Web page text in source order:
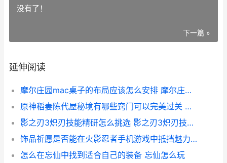
没有了！
下一篇 »
延伸阅读
摩尔庄园mac桌子的布局应该怎么安排 摩尔庄园摆桌子动作不见了
原神稻妻陈代屋秘境有哪些窍门可以完美过关 原神稻妻的阵代屋敷秘境
影之刃3炽刃技能精研怎么挑选 影之刃3炽刃技能精炼
饰品祈愿是否能在火影忍者手机游戏中抵挡魅力 饰品祈愿是否能送人
怎么在忘仙中找到适合自己的装备 忘仙怎么玩